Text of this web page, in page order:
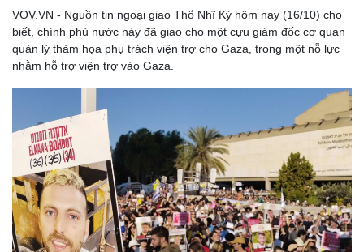
Thể thao
Bóng đá
Lịch thi đấu bóng đá
Thế giới thể thao
Ô tô - Xe máy
Ô tô
Xe máy
VOV.VN - Nguồn tin ngoại giao Thổ Nhĩ Kỳ hôm nay (16/10) cho
biết, chính phủ nước này đã giao cho một cựu giám đốc cơ quan
quản lý thảm họa phụ trách viện trợ cho Gaza, trong một nỗ lực
nhằm hỗ trợ viện trợ vào Gaza.